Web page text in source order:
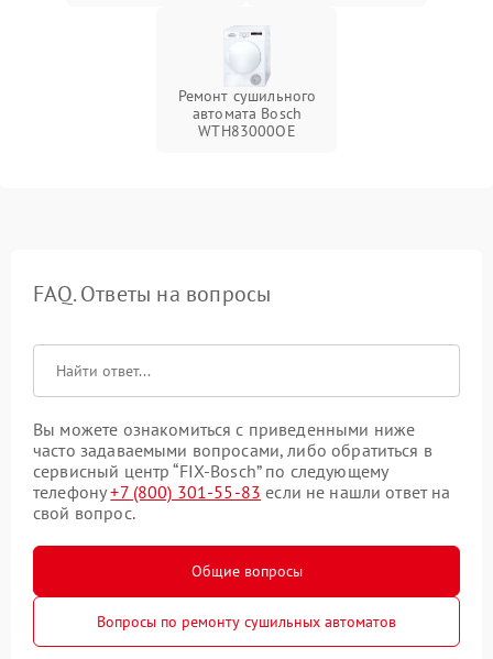
Ремонт сушильного
автомата Bosch
WTH83000OE
FAQ. Ответы на вопросы
Вы можете ознакомиться с приведенными ниже
часто задаваемыми вопросами, либо обратиться в
сервисный центр “FIX-Bosch” по следующему
телефону+7 (800) 301-55-83 если не нашли ответ на
свой вопрос.
Общие вопросы
Вопросы по ремонту сушильных автоматов